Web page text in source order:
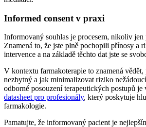
Informed consent v praxi
Informovaný souhlas je procesem, nikoliv jen
Znamená to, že jste plně pochopili přínosy a
intervence a na základě těchto dat jste se
V kontextu farmakoterapie to znamená
nezbytný a jak minimalizovat riziko
odborné posouzení terapeutických postupů je
datasheet pro profesionály, který poskytuje
farmakologie.
Pamatujte, že informovaný pacient je